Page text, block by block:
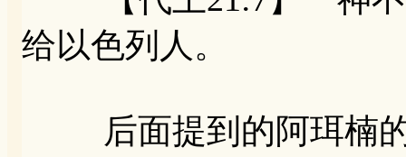
给以色列人。
后面提到的阿珥楠的